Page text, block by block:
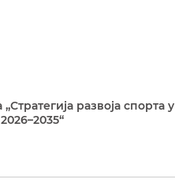
развоја спорта у